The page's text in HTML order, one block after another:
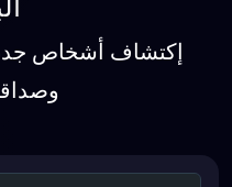
إكتشاف أشخاص جدد